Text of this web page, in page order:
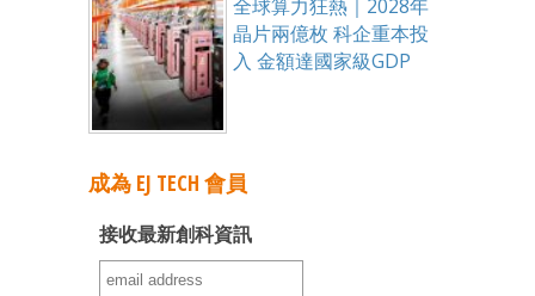
全球算力狂熱｜2028年
晶片兩億枚 科企重本投
入 金額達國家級GDP
成為 EJ TECH 會員
接收最新創科資訊